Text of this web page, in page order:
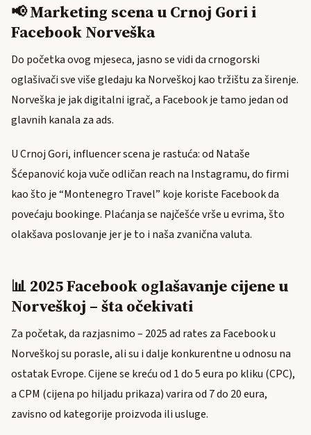
📢 Marketing scena u Crnoj Gori i
Facebook Norveška
Do početka ovog mjeseca, jasno se vidi da crnogorski
oglašivači sve više gledaju ka Norveškoj kao tržištu za širenje.
Norveška je jak digitalni igrač, a Facebook je tamo jedan od
glavnih kanala za ads.
U Crnoj Gori, influencer scena je rastuća: od Nataše
Šćepanović koja vuče odličan reach na Instagramu, do firmi
kao što je “Montenegro Travel” koje koriste Facebook da
povećaju bookinge. Plaćanja se najčešće vrše u evrima, što
olakšava poslovanje jer je to i naša zvanična valuta.
📊 2025 Facebook oglašavanje cijene u
Norveškoj – šta očekivati
Za početak, da razjasnimo – 2025 ad rates za Facebook u
Norveškoj su porasle, ali su i dalje konkurentne u odnosu na
ostatak Evrope. Cijene se kreću od 1 do 5 eura po kliku (CPC),
a CPM (cijena po hiljadu prikaza) varira od 7 do 20 eura,
zavisno od kategorije proizvoda ili usluge.